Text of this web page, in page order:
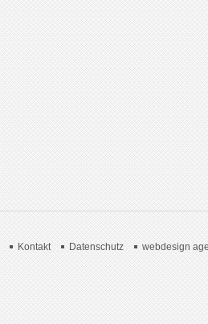
Kontakt Datenschutz webdesign